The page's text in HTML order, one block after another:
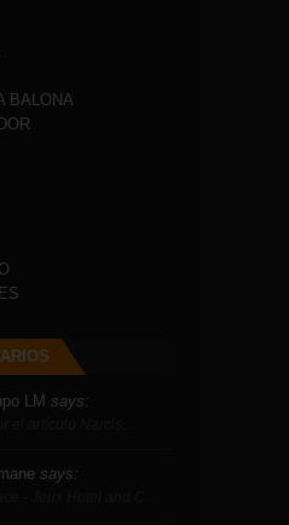
BALONA
LM says:
says: